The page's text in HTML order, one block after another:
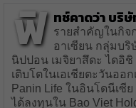
ฟิ ทช์คาดว่า บริ
รายสำคัญในกิจ
อาเซียน กลุ่มบ
นิปปอน เมจิยาสึดะ ไดอิ
เติบโตในเอเชียตะวันออ
Panin Life ในอินโดนีเซี
ได้ลงทุนใน Bao Viet